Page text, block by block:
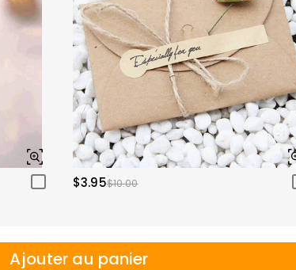
$3.95$10.00
Ajouter au panier